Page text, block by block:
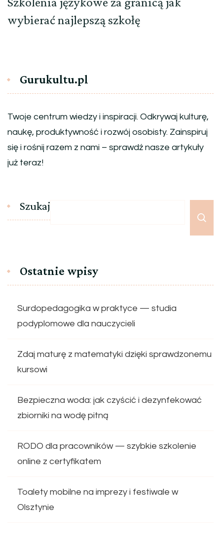
wybierać najlepszą szkołę
Gurukultu.pl
Twoje centrum wiedzy i inspiracji. Odkrywaj kulturę,
naukę, produktywność i rozwój osobisty. Zainspiruj
się i rośnij razem z nami – sprawdź nasze artykuły
już teraz!
Szukaj
Ostatnie wpisy
Surdopedagogika w praktyce — studia
podyplomowe dla nauczycieli
Zdaj maturę z matematyki dzięki sprawdzonemu
kursowi
Bezpieczna woda: jak czyścić i dezynfekować
zbiorniki na wodę pitną
RODO dla pracowników — szybkie szkolenie
online z certyfikatem
Toalety mobilne na imprezy i festiwale w
Olsztynie